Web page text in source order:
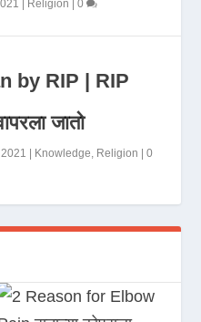
Religion |0
by RIP | RIP
जातो
Knowledge, Religion |0